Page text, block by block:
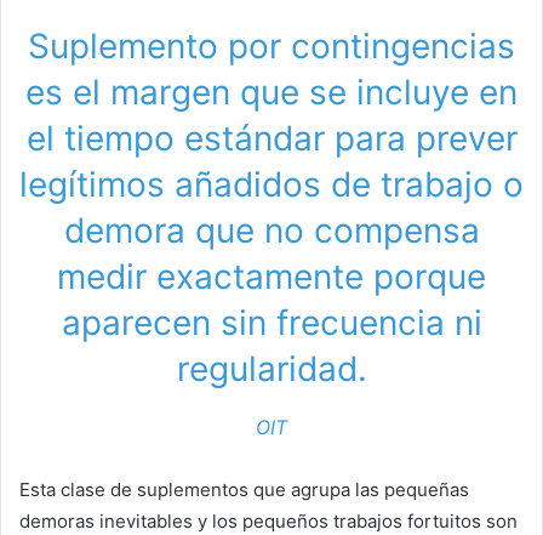
Suplemento por contingencias
es el margen que se incluye en
el tiempo estándar para prever
legítimos añadidos de trabajo o
demora que no compensa
medir exactamente porque
aparecen sin frecuencia ni
regularidad.
OIT
Esta clase de suplementos que agrupa las pequeñas
demoras inevitables y los pequeños trabajos fortuitos son